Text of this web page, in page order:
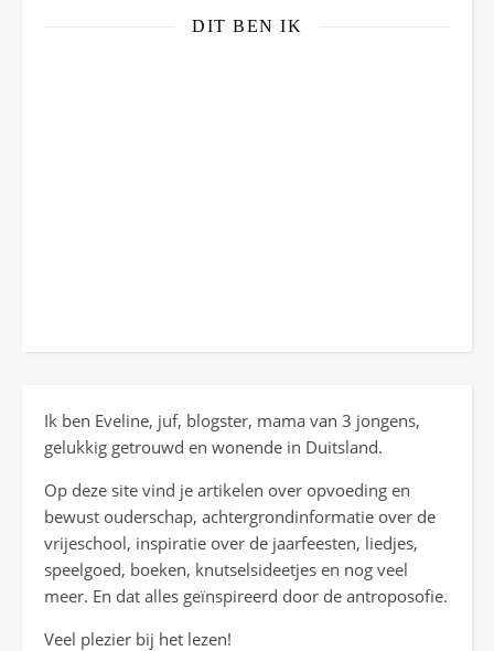
DIT BEN IK
Ik ben Eveline, juf, blogster, mama van 3 jongens,
gelukkig getrouwd en wonende in Duitsland.
Op deze site vind je artikelen over opvoeding en
bewust ouderschap, achtergrondinformatie over de
vrijeschool, inspiratie over de jaarfeesten, liedjes,
speelgoed, boeken, knutselsideetjes en nog veel
meer. En dat alles geïnspireerd door de antroposofie.
Veel plezier bij het lezen!